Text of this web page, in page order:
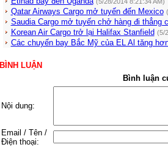
Qatar Airways Cargo mở tuyến đến Mexico
Saudia Cargo mở tuyến chở hàng đi thẳng
Korean Air Cargo trở lại Halifax Stanfield (5/
Các chuyến bay Bắc Mỹ của EL Al tăng
BÌNH LUẬN
Bình luận
Nội dung:
Email / Tên /
Điện thoại: